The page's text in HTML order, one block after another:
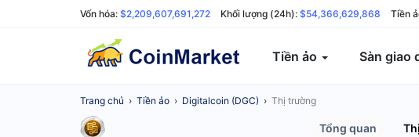
Vốn hóa: $2,209,607,691,272 Khối lượng (24h): $54,366,629,868 Tiền
Tiền ảo Sàn giao
Trang chủ › Tiền ảo › Digitalcoin (DGC) › Thị trường
Tổng quan